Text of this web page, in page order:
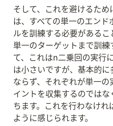
そして、これを避けるた
は、すべての単一のエン
ルを訓練する必要がある
単一のターゲットまで訓
て、これはn二乗回の実行
は小さいですが、基本的
ならず、それぞれが単一
イントを収集するのでは
ちます。これを行わなけ
ように感じられます。